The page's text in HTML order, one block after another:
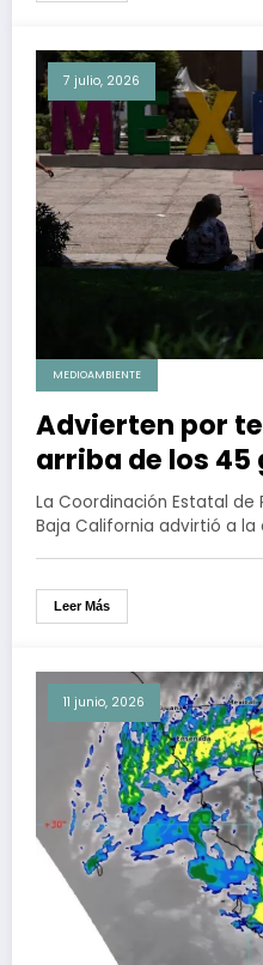
7 julio, 2026
MEDIOAMBIENTE
Advierten por
arriba de los 45
Mexicali
La Coordinación Estatal de
Baja California advirtió a la
Leer Más
11 junio, 2026